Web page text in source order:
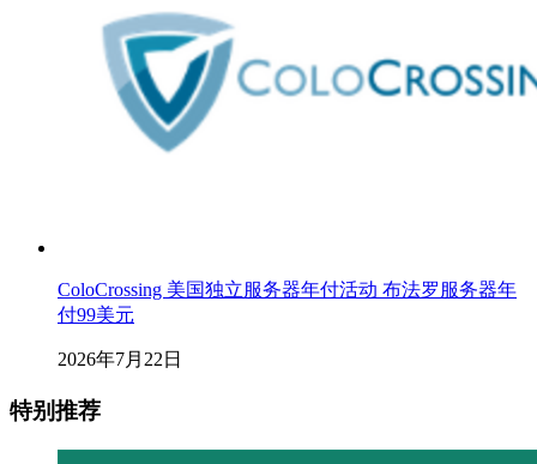
ColoCrossing 美国独立服务器年付活动 布法罗服务器年
付99美元
2026年7月22日
特别推荐